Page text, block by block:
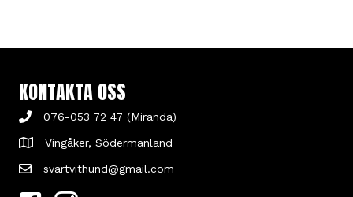
KONTAKTA OSS
076-053 72 47 (Miranda)
Vingåker, Södermanland
svartvithund@gmail.com